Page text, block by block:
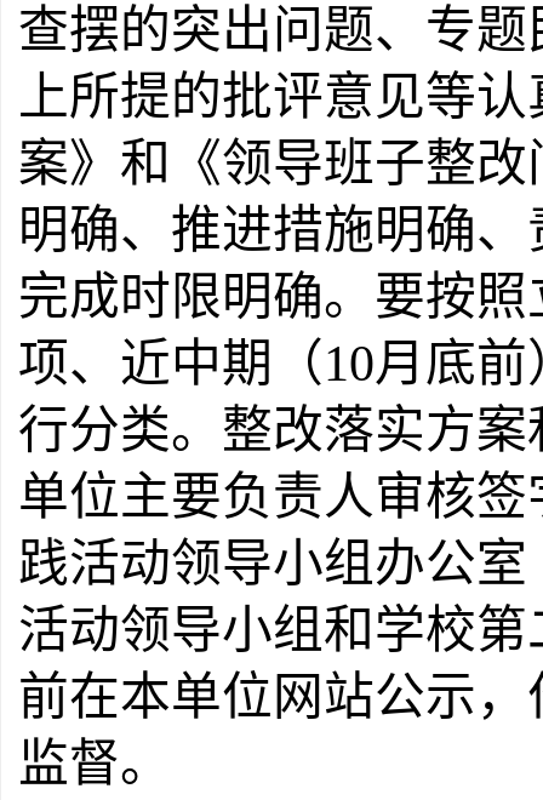
查摆的突出问题、专
上所提的批评意见等
案》和《领导班子整
明确、推进措施明确
完成时限明确。要按
项、近中期（10月底
行分类。整改落实方
单位主要负责人审核签
践活动领导小组办公室
活动领导小组和学校
前在本单位网站公示
监督。